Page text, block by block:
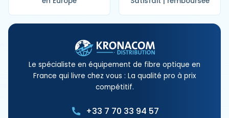
Le spécialiste en équipement de fibre optique en
France qui livre chez vous : La qualité pro à prix
compétitif.
+33 7 70 33 94 57